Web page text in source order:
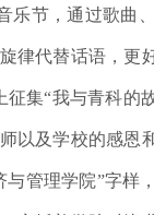
乐节，通过歌曲
律代替话语，
征集“我与青科的
以及学校的感恩
与管理学院”字